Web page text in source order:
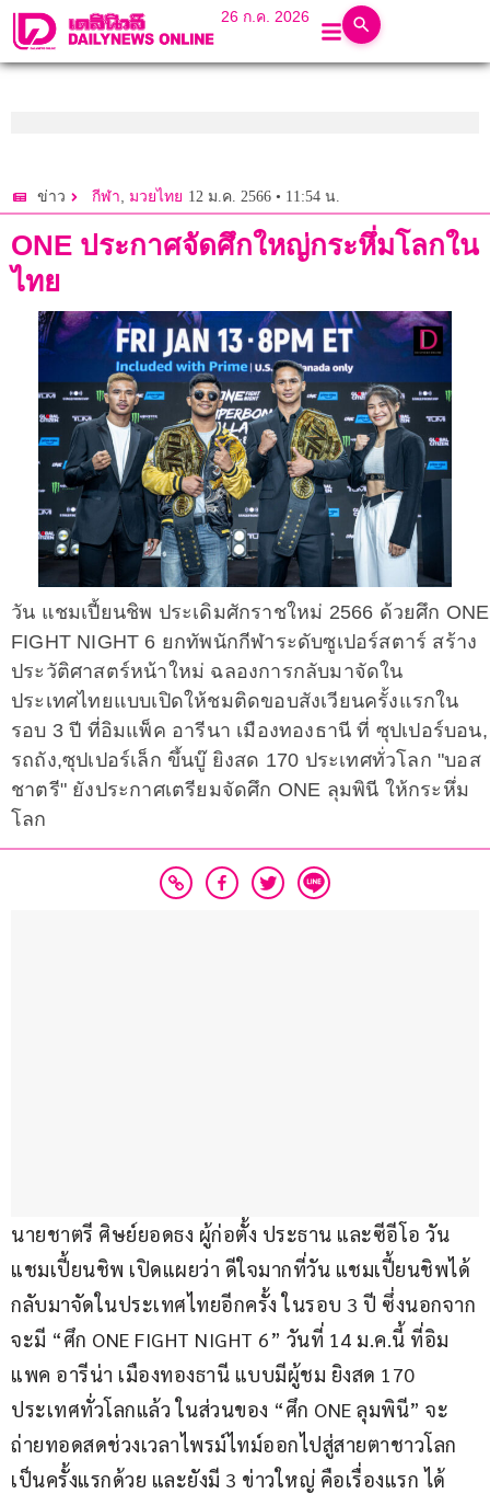
26 ก.ค. 2026
ข่าว กีฬา, มวยไทย 12 ม.ค. 2566 • 11:54 น.
ONE ประกาศจัดศึกใหญ่กระหึ่มโลกใน
ไทย
วัน แชมเปี้ยนชิพ ประเดิมศักราชใหม่ 2566 ด้วยศึก ONE
FIGHT NIGHT 6 ยกทัพนักกีฬาระดับซูเปอร์สตาร์ สร้าง
ประวัติศาสตร์หน้าใหม่ ฉลองการกลับมาจัดใน
ประเทศไทยแบบเปิดให้ชมติดขอบสังเวียนครั้งแรกใน
รอบ 3 ปี ที่อิมแพ็ค อารีนา เมืองทองธานี ที่ ซุปเปอร์บอน,
รถถัง,ซุปเปอร์เล็ก ขึ้นบู๊ ยิงสด 170 ประเทศทั่วโลก "บอส
ชาตรี" ยังประกาศเตรียมจัดศึก ONE ลุมพินี ให้กระหึ่ม
โลก
นายชาตรี ศิษย์ยอดธง ผู้ก่อตั้ง ประธาน และซีอีโอ วัน
แชมเปี้ยนชิพ เปิดแผยว่า ดีใจมากที่วัน แชมเปี้ยนชิพได้
กลับมาจัดในประเทศไทยอีกครั้ง ในรอบ 3 ปี ซึ่งนอกจาก
จะมี “ศึก ONE FIGHT NIGHT 6” วันที่ 14 ม.ค.นี้ ที่อิม
แพค อารีน่า เมืองทองธานี แบบมีผู้ชม ยิงสด 170
ประเทศทั่วโลกแล้ว ในส่วนของ “ศึก ONE ลุมพินี” จะ
ถ่ายทอดสดช่วงเวลาไพรม์ไทม์ออกไปสู่สายตาชาวโลก
เป็นครั้งแรกด้วย และยังมี 3 ข่าวใหญ่ คือเรื่องแรก ได้